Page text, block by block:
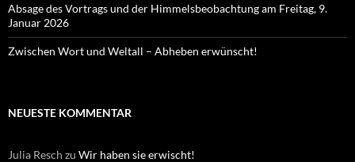
Absage des Vortrags und der Himmelsbeobachtung am Freitag, 9.
Januar 2026
Zwischen Wort und Weltall – Abheben erwünscht!
NEUESTE KOMMENTAR
Julia Resch zu Wir haben sie erwischt!